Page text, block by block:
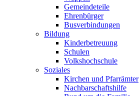
Gemeindeteile
Ehrenbürger
Busverbindungen
Bildung
Kinderbetreuung
Schulen
Volkshochschule
Soziales
Kirchen und Pfarrämter
Nachbarschaftshilfe